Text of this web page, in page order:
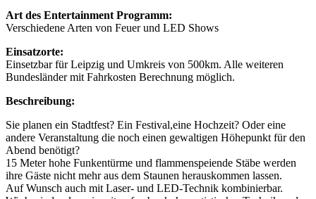
Art des Entertainment Programm:
Verschiedene Arten von Feuer und LED Shows
Einsatzorte:
Einsetzbar für Leipzig und Umkreis von 500km. Alle weiteren
Bundesländer mit Fahrkosten Berechnung möglich.
Beschreibung:
Sie planen ein Stadtfest? Ein Festival,eine Hochzeit? Oder eine
andere Veranstaltung die noch einen gewaltigen Höhepunkt für den
Abend benötigt?
15 Meter hohe Funkentürme und flammenspeiende Stäbe werden
ihre Gäste nicht mehr aus dem Staunen herauskommen lassen.
Auf Wunsch auch mit Laser- und LED-Technik kombinierbar.